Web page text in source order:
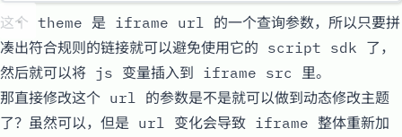
这个 theme 是 iframe url 的一个查询参数，所以只要拼
凑出符合规则的链接就可以避免使用它的 script sdk 了，
然后就可以将 js 变量插入到 iframe src 里。
那直接修改这个 url 的参数是不是就可以做到动态修改主题
了？虽然可以，但是 url 变化会导致 iframe 整体重新加